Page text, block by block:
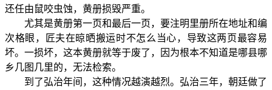
还任由鼠咬虫蚀，黄册损毁严重。
尤其是黄册第一页和最后一页，要注明里册所在地址和编
次格眼，匠夫在晾晒搬运时不怎么当心，导致这两页最容易
坏。一损坏，这本黄册就等于废了，因为根本不知道是哪县哪
乡几图几里的，无法检索。
到了弘治年间，这种情况越演越烈。弘治三年，朝廷做了